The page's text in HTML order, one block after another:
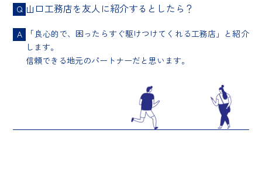
Q 山口工務店を友人に紹介するとしたら？
A
「良心的で、困ったらすぐ駆けつけてくれる工務店」と紹介
します。
信頼できる地元のパートナーだと思います。